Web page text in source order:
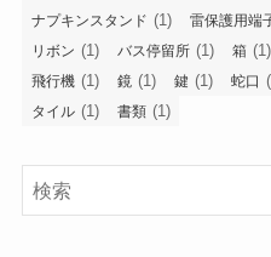
ナプキンスタンド (1) 雷保護用端
リボン (1) バス停留所 (1) 箱 (1)
飛行機 (1) 鏡 (1) 鍵 (1) 蛇口
タイル (1) 書類 (1)